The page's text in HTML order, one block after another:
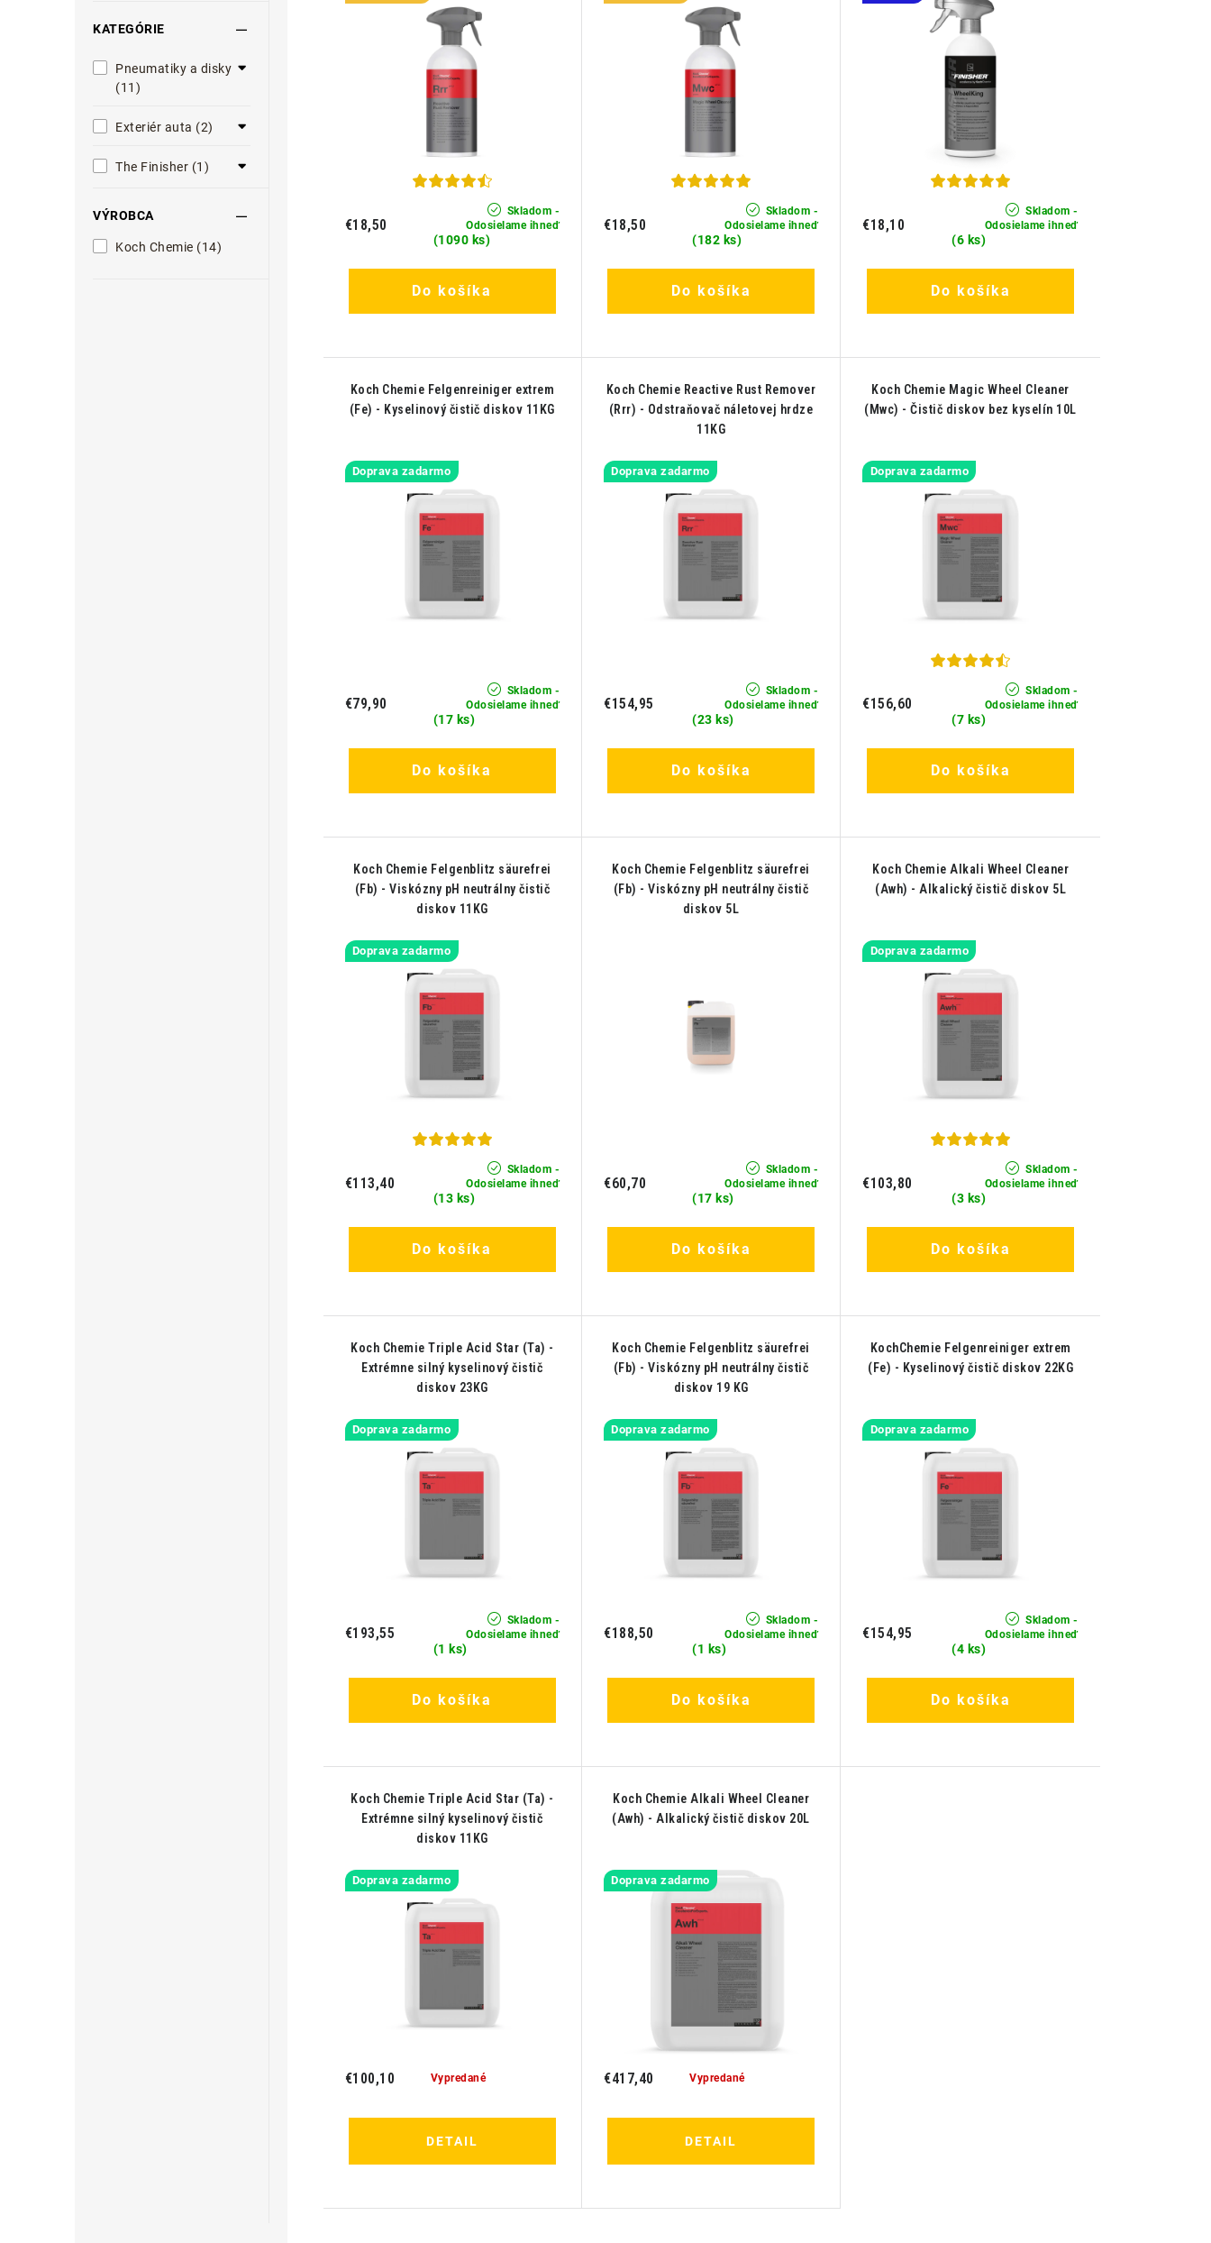
KATEGÓRIE
Pneumatiky a disky
(11)
Exteriér auta (2)
The Finisher (1)
VÝROBCA
Koch Chemie (14)
Skladom -
Odosielame ihneď
(1090 ks)
€18,50
Do košíka
Skladom -
Odosielame ihneď
(182 ks)
€18,50
Do košíka
Skladom -
Odosielame ihneď
(6 ks)
€18,10
Do košíka
Koch Chemie Felgenreiniger extrem
(Fe) - Kyselinový čistič diskov 11KG
Doprava zadarmo
Skladom -
Odosielame ihneď
(17 ks)
€79,90
Do košíka
Koch Chemie Reactive Rust Remover
(Rrr) - Odstraňovač náletovej hrdze
11KG
Doprava zadarmo
Skladom -
Odosielame ihneď
(23 ks)
€154,95
Do košíka
Koch Chemie Magic Wheel Cleaner
(Mwc) - Čistič diskov bez kyselín 10L
Doprava zadarmo
Skladom -
Odosielame ihneď
(7 ks)
€156,60
Do košíka
Koch Chemie Felgenblitz säurefrei
(Fb) - Viskózny pH neutrálny čistič
diskov 11KG
Doprava zadarmo
Skladom -
Odosielame ihneď
(13 ks)
€113,40
Do košíka
Koch Chemie Felgenblitz säurefrei
(Fb) - Viskózny pH neutrálny čistič
diskov 5L
Skladom -
Odosielame ihneď
(17 ks)
€60,70
Do košíka
Koch Chemie Alkali Wheel Cleaner
(Awh) - Alkalický čistič diskov 5L
Doprava zadarmo
Skladom -
Odosielame ihneď
(3 ks)
€103,80
Do košíka
Koch Chemie Triple Acid Star (Ta) -
Extrémne silný kyselinový čistič
diskov 23KG
Doprava zadarmo
Skladom -
Odosielame ihneď
(1 ks)
€193,55
Do košíka
Koch Chemie Felgenblitz säurefrei
(Fb) - Viskózny pH neutrálny čistič
diskov 19 KG
Doprava zadarmo
Skladom -
Odosielame ihneď
(1 ks)
€188,50
Do košíka
KochChemie Felgenreiniger extrem
(Fe) - Kyselinový čistič diskov 22KG
Doprava zadarmo
Skladom -
Odosielame ihneď
(4 ks)
€154,95
Do košíka
Koch Chemie Triple Acid Star (Ta) -
Extrémne silný kyselinový čistič
diskov 11KG
Doprava zadarmo
Vypredané
€100,10
DETAIL
Koch Chemie Alkali Wheel Cleaner
(Awh) - Alkalický čistič diskov 20L
Doprava zadarmo
Vypredané
€417,40
DETAIL